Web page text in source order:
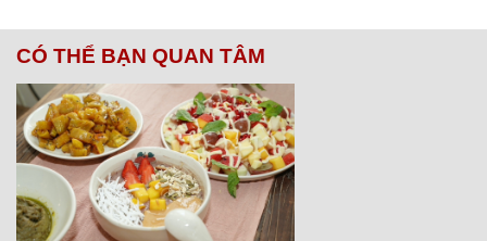
CÓ THỂ BẠN QUAN TÂM